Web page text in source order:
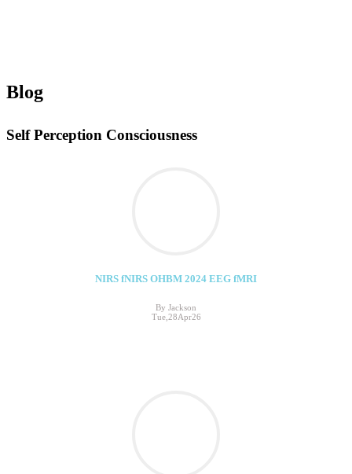
Blog
Self Perception Consciousness
NIRS fNIRS OHBM 2024 EEG fMRI
By Jackson
Tue,28Apr26